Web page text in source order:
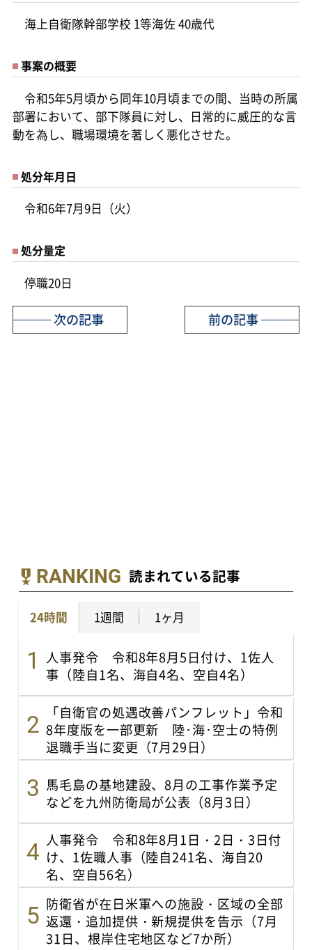
海上自衛隊幹部学校 1等海佐 40歳代
事案の概要
令和5年5月頃から同年10月頃までの間、当時の所属
部署において、部下隊員に対し、日常的に威圧的な言
動を為し、職場環境を著しく悪化させた。
処分年月日
令和6年7月9日（火）
処分量定
停職20日
前の記事
次の記事
RANKING 読まれている記事
24時間 1週間 1ヶ月
人事発令 令和8年8月5日付け、1佐人
事（陸自1名、海自4名、空自4名）
「自衛官の処遇改善パンフレット」令和
8年度版を一部更新 陸･海･空士の特例
退職手当に変更（7月29日）
馬毛島の基地建設、8月の工事作業予定
などを九州防衛局が公表（8月3日）
人事発令 令和8年8月1日・2日・3日付
け、1佐職人事（陸自241名、海自20
名、空自56名）
防衛省が在日米軍への施設・区域の全部
返還・追加提供・新規提供を告示（7月
31日、根岸住宅地区など7か所）